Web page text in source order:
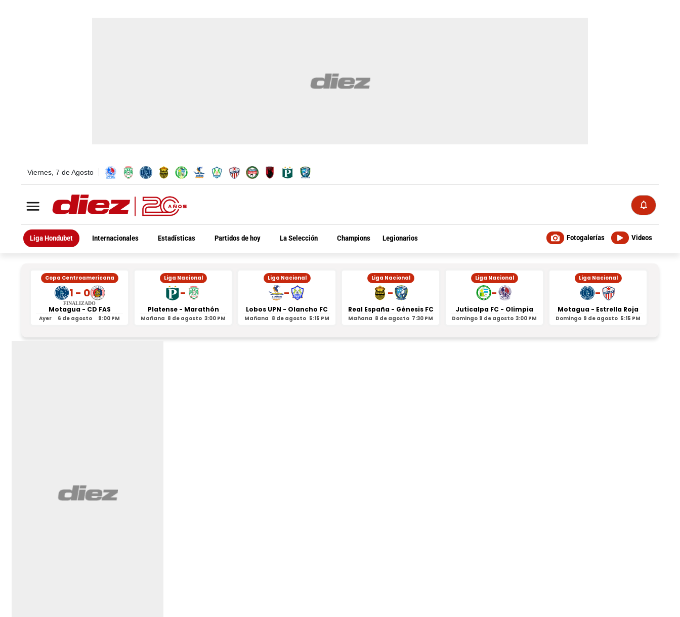
Viernes, 7 de Agosto
Liga Hondubet Internacionales Estadísticas Partidos de hoy La Selección Champions Legionarios Videos
Fotogalerías
Copa Centroamericana
1 - 0
FINALIZADO
Motagua - CD FAS
Ayer 6 de agosto 9:00 PM
Liga Nacional
-
Platense - Marathón
Mañana 8 de agosto 3:00 PM
Liga Nacional
-
Lobos UPN - Olancho FC
Mañana 8 de agosto 5:15 PM
Liga Nacional
-
Real España - Génesis FC
Mañana 8 de agosto 7:30 PM
Liga Nacional
-
Juticalpa FC - Olimpia
Domingo 9 de agosto 3:00 PM
Liga Nacional
-
Motagua - Estrella Roja
Domingo 9 de agosto 5:15 PM